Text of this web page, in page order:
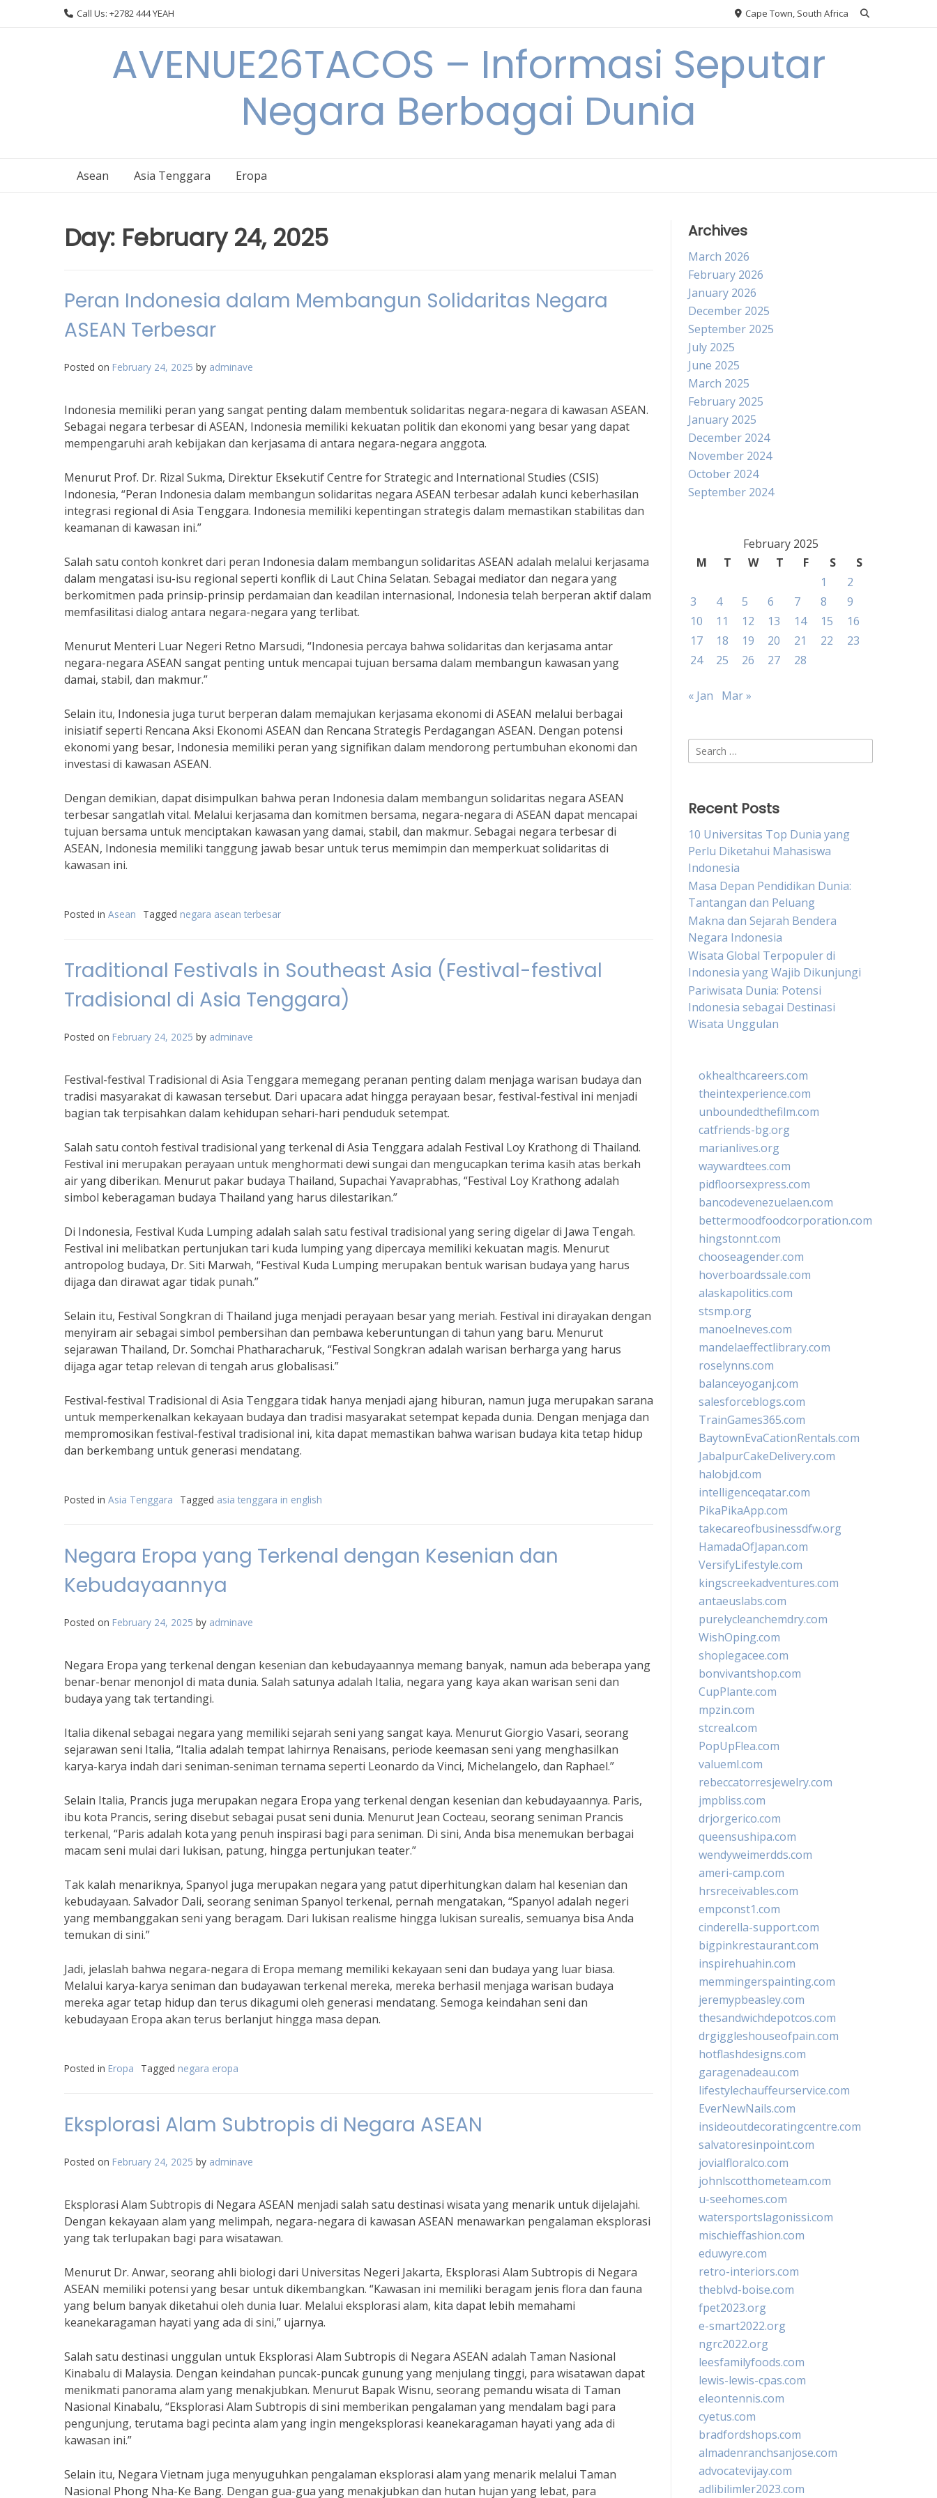
Call Us: +2782 444 YEAH Cape Town, South Africa
AVENUE26TACOS – Informasi Seputar
Negara Berbagai Dunia
Asean Asia Tenggara Eropa
Day: February 24, 2025
Peran Indonesia dalam Membangun Solidaritas Negara
ASEAN Terbesar
Posted on February 24, 2025 by adminave
Indonesia memiliki peran yang sangat penting dalam membentuk solidaritas negara-negara di kawasan ASEAN.
Sebagai negara terbesar di ASEAN, Indonesia memiliki kekuatan politik dan ekonomi yang besar yang dapat
mempengaruhi arah kebijakan dan kerjasama di antara negara-negara anggota.
Menurut Prof. Dr. Rizal Sukma, Direktur Eksekutif Centre for Strategic and International Studies (CSIS)
Indonesia, “Peran Indonesia dalam membangun solidaritas negara ASEAN terbesar adalah kunci keberhasilan
integrasi regional di Asia Tenggara. Indonesia memiliki kepentingan strategis dalam memastikan stabilitas dan
keamanan di kawasan ini.”
Salah satu contoh konkret dari peran Indonesia dalam membangun solidaritas ASEAN adalah melalui kerjasama
dalam mengatasi isu-isu regional seperti konflik di Laut China Selatan. Sebagai mediator dan negara yang
berkomitmen pada prinsip-prinsip perdamaian dan keadilan internasional, Indonesia telah berperan aktif dalam
memfasilitasi dialog antara negara-negara yang terlibat.
Menurut Menteri Luar Negeri Retno Marsudi, “Indonesia percaya bahwa solidaritas dan kerjasama antar
negara-negara ASEAN sangat penting untuk mencapai tujuan bersama dalam membangun kawasan yang
damai, stabil, dan makmur.”
Selain itu, Indonesia juga turut berperan dalam memajukan kerjasama ekonomi di ASEAN melalui berbagai
inisiatif seperti Rencana Aksi Ekonomi ASEAN dan Rencana Strategis Perdagangan ASEAN. Dengan potensi
ekonomi yang besar, Indonesia memiliki peran yang signifikan dalam mendorong pertumbuhan ekonomi dan
investasi di kawasan ASEAN.
Dengan demikian, dapat disimpulkan bahwa peran Indonesia dalam membangun solidaritas negara ASEAN
terbesar sangatlah vital. Melalui kerjasama dan komitmen bersama, negara-negara di ASEAN dapat mencapai
tujuan bersama untuk menciptakan kawasan yang damai, stabil, dan makmur. Sebagai negara terbesar di
ASEAN, Indonesia memiliki tanggung jawab besar untuk terus memimpin dan memperkuat solidaritas di
kawasan ini.
Posted in Asean Tagged negara asean terbesar
Traditional Festivals in Southeast Asia (Festival-festival
Tradisional di Asia Tenggara)
Posted on February 24, 2025 by adminave
Festival-festival Tradisional di Asia Tenggara memegang peranan penting dalam menjaga warisan budaya dan
tradisi masyarakat di kawasan tersebut. Dari upacara adat hingga perayaan besar, festival-festival ini menjadi
bagian tak terpisahkan dalam kehidupan sehari-hari penduduk setempat.
Salah satu contoh festival tradisional yang terkenal di Asia Tenggara adalah Festival Loy Krathong di Thailand.
Festival ini merupakan perayaan untuk menghormati dewi sungai dan mengucapkan terima kasih atas berkah
air yang diberikan. Menurut pakar budaya Thailand, Supachai Yavaprabhas, “Festival Loy Krathong adalah
simbol keberagaman budaya Thailand yang harus dilestarikan.”
Di Indonesia, Festival Kuda Lumping adalah salah satu festival tradisional yang sering digelar di Jawa Tengah.
Festival ini melibatkan pertunjukan tari kuda lumping yang dipercaya memiliki kekuatan magis. Menurut
antropolog budaya, Dr. Siti Marwah, “Festival Kuda Lumping merupakan bentuk warisan budaya yang harus
dijaga dan dirawat agar tidak punah.”
Selain itu, Festival Songkran di Thailand juga menjadi perayaan besar yang meriah. Festival ini dirayakan dengan
menyiram air sebagai simbol pembersihan dan pembawa keberuntungan di tahun yang baru. Menurut
sejarawan Thailand, Dr. Somchai Phatharacharuk, “Festival Songkran adalah warisan berharga yang harus
dijaga agar tetap relevan di tengah arus globalisasi.”
Festival-festival Tradisional di Asia Tenggara tidak hanya menjadi ajang hiburan, namun juga merupakan sarana
untuk memperkenalkan kekayaan budaya dan tradisi masyarakat setempat kepada dunia. Dengan menjaga dan
mempromosikan festival-festival tradisional ini, kita dapat memastikan bahwa warisan budaya kita tetap hidup
dan berkembang untuk generasi mendatang.
Posted in Asia Tenggara Tagged asia tenggara in english
Negara Eropa yang Terkenal dengan Kesenian dan
Kebudayaannya
Posted on February 24, 2025 by adminave
Negara Eropa yang terkenal dengan kesenian dan kebudayaannya memang banyak, namun ada beberapa yang
benar-benar menonjol di mata dunia. Salah satunya adalah Italia, negara yang kaya akan warisan seni dan
budaya yang tak tertandingi.
Italia dikenal sebagai negara yang memiliki sejarah seni yang sangat kaya. Menurut Giorgio Vasari, seorang
sejarawan seni Italia, “Italia adalah tempat lahirnya Renaisans, periode keemasan seni yang menghasilkan
karya-karya indah dari seniman-seniman ternama seperti Leonardo da Vinci, Michelangelo, dan Raphael.”
Selain Italia, Prancis juga merupakan negara Eropa yang terkenal dengan kesenian dan kebudayaannya. Paris,
ibu kota Prancis, sering disebut sebagai pusat seni dunia. Menurut Jean Cocteau, seorang seniman Prancis
terkenal, “Paris adalah kota yang penuh inspirasi bagi para seniman. Di sini, Anda bisa menemukan berbagai
macam seni mulai dari lukisan, patung, hingga pertunjukan teater.”
Tak kalah menariknya, Spanyol juga merupakan negara yang patut diperhitungkan dalam hal kesenian dan
kebudayaan. Salvador Dali, seorang seniman Spanyol terkenal, pernah mengatakan, “Spanyol adalah negeri
yang membanggakan seni yang beragam. Dari lukisan realisme hingga lukisan surealis, semuanya bisa Anda
temukan di sini.”
Jadi, jelaslah bahwa negara-negara di Eropa memang memiliki kekayaan seni dan budaya yang luar biasa.
Melalui karya-karya seniman dan budayawan terkenal mereka, mereka berhasil menjaga warisan budaya
mereka agar tetap hidup dan terus dikagumi oleh generasi mendatang. Semoga keindahan seni dan
kebudayaan Eropa akan terus berlanjut hingga masa depan.
Posted in Eropa Tagged negara eropa
Eksplorasi Alam Subtropis di Negara ASEAN
Posted on February 24, 2025 by adminave
Eksplorasi Alam Subtropis di Negara ASEAN menjadi salah satu destinasi wisata yang menarik untuk dijelajahi.
Dengan kekayaan alam yang melimpah, negara-negara di kawasan ASEAN menawarkan pengalaman eksplorasi
yang tak terlupakan bagi para wisatawan.
Menurut Dr. Anwar, seorang ahli biologi dari Universitas Negeri Jakarta, Eksplorasi Alam Subtropis di Negara
ASEAN memiliki potensi yang besar untuk dikembangkan. “Kawasan ini memiliki beragam jenis flora dan fauna
yang belum banyak diketahui oleh dunia luar. Melalui eksplorasi alam, kita dapat lebih memahami
keanekaragaman hayati yang ada di sini,” ujarnya.
Salah satu destinasi unggulan untuk Eksplorasi Alam Subtropis di Negara ASEAN adalah Taman Nasional
Kinabalu di Malaysia. Dengan keindahan puncak-puncak gunung yang menjulang tinggi, para wisatawan dapat
menikmati panorama alam yang menakjubkan. Menurut Bapak Wisnu, seorang pemandu wisata di Taman
Nasional Kinabalu, “Eksplorasi Alam Subtropis di sini memberikan pengalaman yang mendalam bagi para
pengunjung, terutama bagi pecinta alam yang ingin mengeksplorasi keanekaragaman hayati yang ada di
kawasan ini.”
Selain itu, Negara Vietnam juga menyuguhkan pengalaman eksplorasi alam yang menarik melalui Taman
Nasional Phong Nha-Ke Bang. Dengan gua-gua yang menakjubkan dan hutan hujan yang lebat, para
Archives
March 2026
February 2026
January 2026
December 2025
September 2025
July 2025
June 2025
March 2025
February 2025
January 2025
December 2024
November 2024
October 2024
September 2024
February 2025
M
T W T F S
S
1
2
3
4 5 6 7 8
9
10
11 12 13 14 15
16
17
18 19 20 21 22
23
24
25 26 27 28
« Jan Mar »
Search
for:
Recent Posts
10 Universitas Top Dunia yang
Perlu Diketahui Mahasiswa
Indonesia
Masa Depan Pendidikan Dunia:
Tantangan dan Peluang
Makna dan Sejarah Bendera
Negara Indonesia
Wisata Global Terpopuler di
Indonesia yang Wajib Dikunjungi
Pariwisata Dunia: Potensi
Indonesia sebagai Destinasi
Wisata Unggulan
okhealthcareers.com
theintexperience.com
unboundedthefilm.com
catfriends-bg.org
marianlives.org
waywardtees.com
pidfloorsexpress.com
bancodevenezuelaen.com
bettermoodfoodcorporation.com
hingstonnt.com
chooseagender.com
hoverboardssale.com
alaskapolitics.com
stsmp.org
manoelneves.com
mandelaeffectlibrary.com
roselynns.com
balanceyoganj.com
salesforceblogs.com
TrainGames365.com
BaytownEvaCationRentals.com
JabalpurCakeDelivery.com
halobjd.com
intelligenceqatar.com
PikaPikaApp.com
takecareofbusinessdfw.org
HamadaOfJapan.com
VersifyLifestyle.com
kingscreekadventures.com
antaeuslabs.com
purelycleanchemdry.com
WishOping.com
shoplegacee.com
bonvivantshop.com
CupPlante.com
mpzin.com
stcreal.com
PopUpFlea.com
valueml.com
rebeccatorresjewelry.com
jmpbliss.com
drjorgerico.com
queensushipa.com
wendyweimerdds.com
ameri-camp.com
hrsreceivables.com
empconst1.com
cinderella-support.com
bigpinkrestaurant.com
inspirehuahin.com
memmingerspainting.com
jeremypbeasley.com
thesandwichdepotcos.com
drgiggleshouseofpain.com
hotflashdesigns.com
garagenadeau.com
lifestylechauffeurservice.com
EverNewNails.com
insideoutdecoratingcentre.com
salvatoresinpoint.com
jovialfloralco.com
johnlscotthometeam.com
u-seehomes.com
watersportslagonissi.com
mischieffashion.com
eduwyre.com
retro-interiors.com
theblvd-boise.com
fpet2023.org
e-smart2022.org
ngrc2022.org
leesfamilyfoods.com
lewis-lewis-cpas.com
eleontennis.com
cyetus.com
bradfordshops.com
almadenranchsanjose.com
advocatevijay.com
adlibilimler2023.com